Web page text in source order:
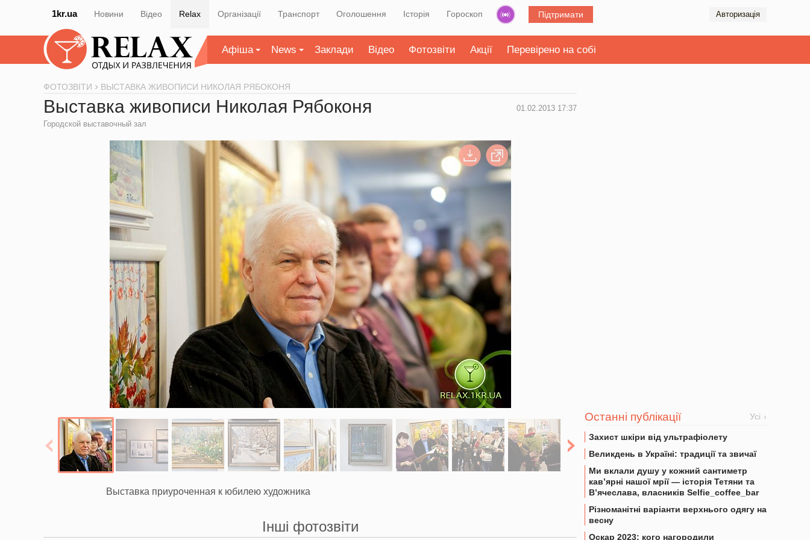
1kr.ua Новини Відео Relax Організації Транспорт Оголошення Історія Гороскоп Підтримати Авторизація
Афіша News Заклади Відео Фотозвіти Акції Перевірено на собі
ФОТОЗВІТИ ВЫСТАВКА ЖИВОПИСИ НИКОЛАЯ РЯБОКОНЯ
Выставка живописи Николая Рябоконя
Городской выставочный зал
01.02.2013 17:37
Выставка приуроченная к юбилею художника
Інші фотозвіти
Останні публікації Усі
Захист шкіри від ультрафіолету
Великдень в Україні: традиції та звичаї
Ми вклали душу у кожний сантиметр
кав’ярні нашої мрії — історія Тетяни та
В’ячеслава, власників Selfie_coffee_bar
Різноманітні варіанти верхнього одягу на
весну
Оскар 2023: кого нагородили